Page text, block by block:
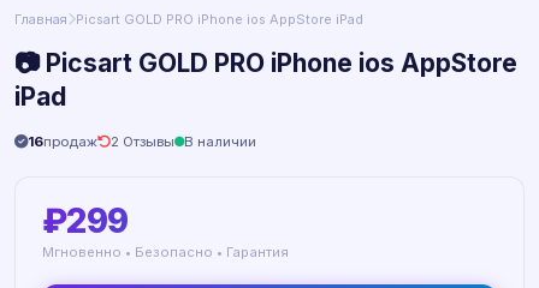
Главная Picsart GOLD PRO iPhone ios AppStore iPad
📷 Picsart GOLD PRO iPhone ios AppStore
iPad
16продаж 2 Отзывы В наличии
₽299
Мгновенно • Безопасно • Гарантия